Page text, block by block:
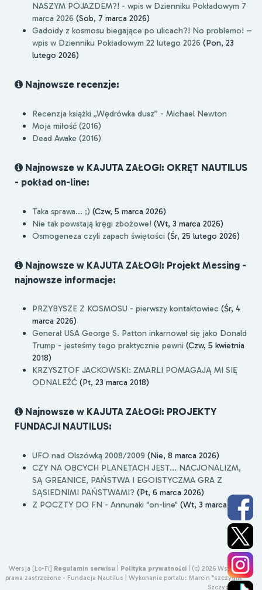
NASZYM POJAZDEM?! - wpis w Dzienniku Pokładowym 7
marca 2026 (Sob, 7 marca 2026)
Gadoidy z kosmosu biegające po ulicach?! No problemo! –
wpis w Dzienniku Pokładowym 22 lutego 2026 (Pon, 23
lutego 2026)
Najnowsze recenzje:
Recenzja książki „Wędrówka dusz” - Michael Newton
Moja miłość (2016)
Dead Awake (2016)
Najnowsze w KAJUTA ZAŁOGI: OKRĘT NAUTILUS
- pokład on-line:
Taka sprawa... ;) (Czw, 5 marca 2026)
Nie tak powstają kręgi zbożowe! (Wt, 3 marca 2026)
Osmogeneza czyli zapach świętości (Śr, 25 lutego 2026)
Najnowsze w KAJUTA ZAŁOGI: Projekt Messing -
najnowsze informacje:
PRZYBYSZE Z KOSMOSU - pierwszy kontaktowiec (Śr, 4
marca 2026)
Generał USA George S. Patton inkarnował się jako Donald
Trump - jesteśmy tego praktycznie pewni (Czw, 5 kwietnia
2018)
KRZYSZTOF JACKOWSKI: ZMARLI POMAGAJĄ MI SIĘ
ODNALEŹĆ (Pt, 23 marca 2018)
Najnowsze w KAJUTA ZAŁOGI: PROJEKTY
FUNDACJI NAUTILUS:
UFO nad Olszówką 2008/2009 (Nie, 8 marca 2026)
CZY NA OBCYCH PLANETACH JEST... NACJONALIZM,
SĄ GREANICE, PAŃSTWA I EGOISTYCZMA GRA Z
SĄSIEDNIMI PAŃSTWAMI? (Pt, 6 marca 2026)
Z POCZTY DO FN - Annunaki "on-line" (Wt, 3 marca 2026)
Wersja [Lo-Fi] Regulamin serwisu Polityka prywatności
(c) 2026 Wszelkie
prawa zastrzeżone - Fundacja Nautilus | Wykonanie portalu: Marcin "szczygliś"
Szczygliński